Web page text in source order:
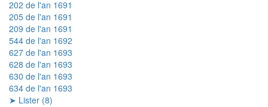
202 de l'an 1691
205 de l'an 1691
209 de l'an 1691
544 de l'an 1692
627 de l'an 1693
628 de l'an 1693
630 de l'an 1693
634 de l'an 1693
➤ Lister (8)